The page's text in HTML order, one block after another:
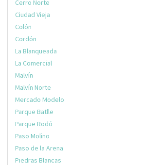
Cerro Norte
Ciudad Vieja
Colón
Cordón
La Blanqueada
La Comercial
Malvín
Malvín Norte
Mercado Modelo
Parque Batlle
Parque Rodó
Paso Molino
Paso de la Arena
Piedras Blancas